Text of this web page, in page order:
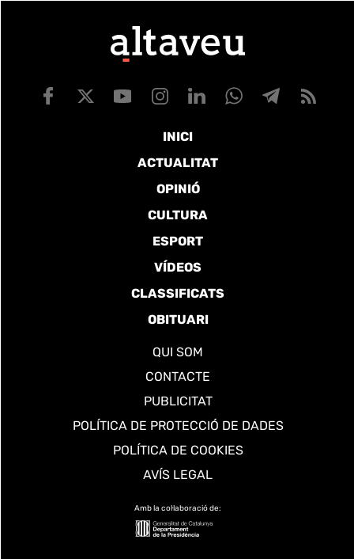
INICI
ACTUALITAT
OPINIÓ
CULTURA
ESPORT
VÍDEOS
CLASSIFICATS
OBITUARI
QUI SOM
CONTACTE
PUBLICITAT
POLÍTICA DE PROTECCIÓ DE DADES
POLÍTICA DE COOKIES
AVÍS LEGAL
Amb la col·laboració de: